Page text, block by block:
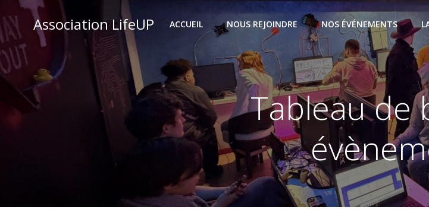
Aller
au
contenu
Association LifeUP ACCUEIL NOUS REJOINDRE NOS ÉVÉNEMENTS
Tableau de